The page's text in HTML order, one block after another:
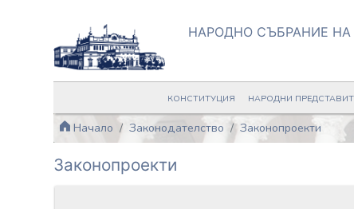
НАРОДНО СЪБРАНИЕ НА
КОНСТИТУЦИЯ НАРОДНИ
Начало Законодателство Законопроекти
Законопроекти